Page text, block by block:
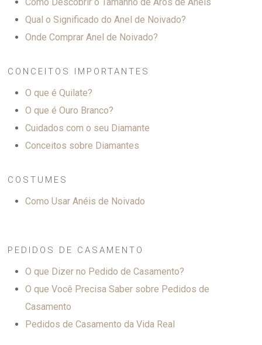
Como Descobrir o Tamanho de Aros de Anéis
Qual o Significado do Anel de Noivado?
Onde Comprar Anel de Noivado?
CONCEITOS IMPORTANTES
O que é Quilate?
O que é Ouro Branco?
Cuidados com o seu Diamante
Conceitos sobre Diamantes
COSTUMES
Como Usar Anéis de Noivado
PEDIDOS DE CASAMENTO
O que Dizer no Pedido de Casamento?
O que Você Precisa Saber sobre Pedidos de
Casamento
Pedidos de Casamento da Vida Real